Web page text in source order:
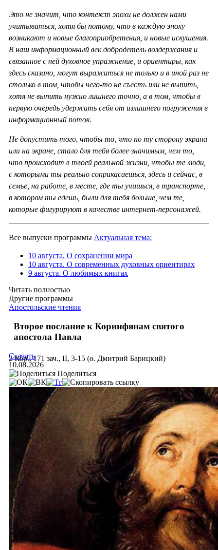
Это не значит, что контекст эпохи не должен нами
учитываться, хотя бы потому, что в каждую эпоху
возникают и новые благоприобретения, и новые искушения.
В наш информационный век добродетель воздержания и
связанное с ней духовное упражнение, и ориентиры, как
здесь сказано, могут выражаться не только и в иной раз не
столько в том, чтобы чего-то не съесть или не выпить,
хотя не выпить нужно лишнего точно, а в том, чтобы в
первую очередь удержать себя от излишнего погружения в
информационный поток.
Не допустить того, чтобы то, что по ту сторону экрана
или на экране, стало для тебя более значимым, чем то,
что происходит в твоей реальной жизни, чтобы те люди,
с которыми ты реально соприкасаешься, здесь и сейчас, в
семье, на работе, в месте, где ты учишься, в транспорте,
в котором ты едешь, были для тебя больше, чем те,
которые фигурируют в качестве интернет-персонажей.
Все выпуски программы Актуальная тема:
10 августа. О сохранении мира
10 августа. О современных духовных ориентирах
9 августа. О любимых книгах
Читать полностью
Другие программы
Апостольские чтения
Второе послание к Коринфянам святого
апостола Павла
2 Кор., 171 зач., II, 3-15 (о. Дмитрий Барицкий)
Скачать
10.08.2026
Поделиться